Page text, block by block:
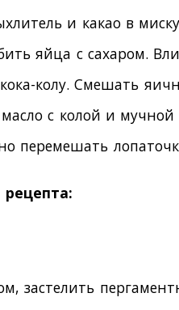
и какао в
яйца с сахаром.
колу. Смешать
с колой и мучной
перемешать
застелить